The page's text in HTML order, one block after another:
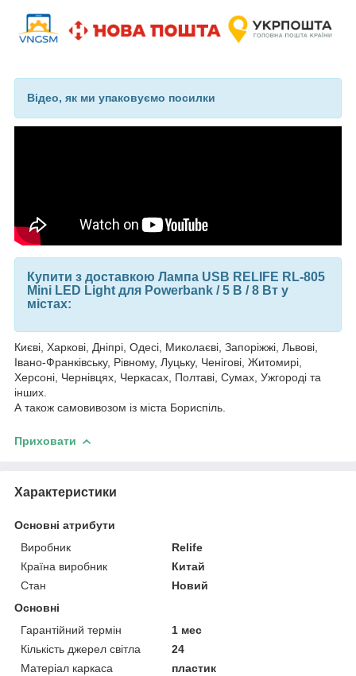
Відео, як ми упаковуємо посилки
Купити з доставкою Лампа USB RELIFE RL-805
Mini LED Light для Powerbank / 5 В / 8 Вт у
містах:
Києві, Харкові, Дніпрі, Одесі, Миколаєві, Запоріжжі, Львові,
Івано-Франківську, Рівному, Луцьку, Ченігові, Житомирі,
Херсоні, Чернівцях, Черкасах, Полтаві, Сумах, Ужгороді та
інших.
А також самовивозом із міста Бориспіль.
Приховати
Характеристики
Основні атрибути
Виробник
Relife
Країна виробник
Китай
Стан
Новий
Основні
Гарантійний термін
1 мес
Кількість джерел світла
24
Матеріал каркаса
пластик